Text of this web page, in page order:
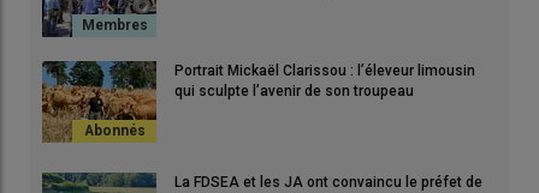
Portrait Mickaël Clarissou : l’éleveur limousin
qui sculpte l’avenir de son troupeau
La FDSEA et les JA ont convaincu le préfet de